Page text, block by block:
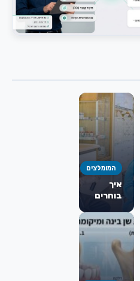
המומלצים
איך
בוחרים
פה
ולסת
מומלץ
לניתוח
מורחב